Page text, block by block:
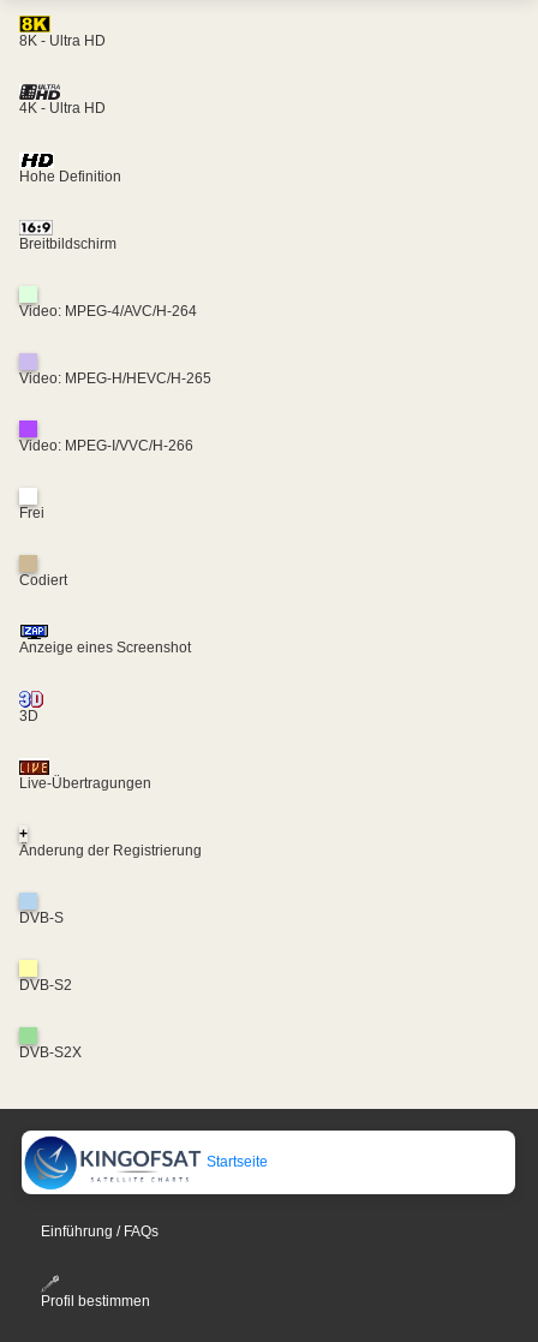
8K - Ultra HD
4K - Ultra HD
Hohe Definition
Breitbildschirm
Video: MPEG-4/AVC/H-264
Video: MPEG-H/HEVC/H-265
Video: MPEG-I/VVC/H-266
Frei
Codiert
Anzeige eines Screenshot
3D
Live-Übertragungen
+
Änderung der Registrierung
DVB-S
DVB-S2
DVB-S2X
Startseite
Einführung / FAQs
Profil bestimmen